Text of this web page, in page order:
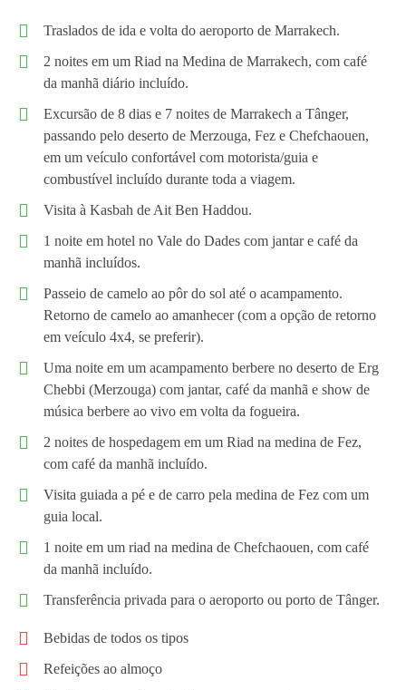
Traslados de ida e volta do aeroporto de Marrakech.
2 noites em um Riad na Medina de Marrakech, com café
da manhã diário incluído.
Excursão de 8 dias e 7 noites de Marrakech a Tânger,
passando pelo deserto de Merzouga, Fez e Chefchaouen,
em um veículo confortável com motorista/guia e
combustível incluído durante toda a viagem.
Visita à Kasbah de Ait Ben Haddou.
1 noite em hotel no Vale do Dades com jantar e café da
manhã incluídos.
Passeio de camelo ao pôr do sol até o acampamento.
Retorno de camelo ao amanhecer (com a opção de retorno
em veículo 4x4, se preferir).
Uma noite em um acampamento berbere no deserto de Erg
Chebbi (Merzouga) com jantar, café da manhã e show de
música berbere ao vivo em volta da fogueira.
2 noites de hospedagem em um Riad na medina de Fez,
com café da manhã incluído.
Visita guiada a pé e de carro pela medina de Fez com um
guia local.
1 noite em um riad na medina de Chefchaouen, com café
da manhã incluído.
Transferência privada para o aeroporto ou porto de Tânger.
Bebidas de todos os tipos
Refeições ao almoço